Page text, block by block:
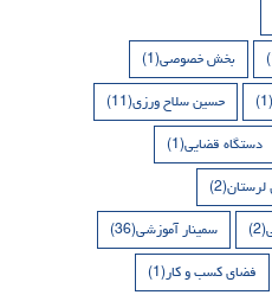
بخش خصوصی(1)
(1) حسین سلاح ورزی(11)
دستگاه قضایی(1)
(2)
(2) سمینار آموزشی(36)
فضای کسب و کار(1)